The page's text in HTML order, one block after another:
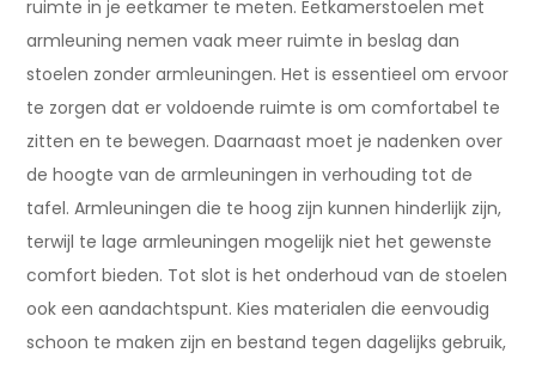
ruimte in je eetkamer te meten. Eetkamerstoelen met
armleuning nemen vaak meer ruimte in beslag dan
stoelen zonder armleuningen. Het is essentieel om ervoor
te zorgen dat er voldoende ruimte is om comfortabel te
zitten en te bewegen. Daarnaast moet je nadenken over
de hoogte van de armleuningen in verhouding tot de
tafel. Armleuningen die te hoog zijn kunnen hinderlijk zijn,
terwijl te lage armleuningen mogelijk niet het gewenste
comfort bieden. Tot slot is het onderhoud van de stoelen
ook een aandachtspunt. Kies materialen die eenvoudig
schoon te maken zijn en bestand tegen dagelijks gebruik,